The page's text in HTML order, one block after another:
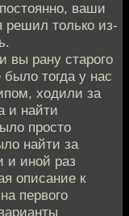
ваши
решил только из-
вы рану старого
тогда у нас
ходили за
и найти
просто
найти за
и иной раз
описание к
первого